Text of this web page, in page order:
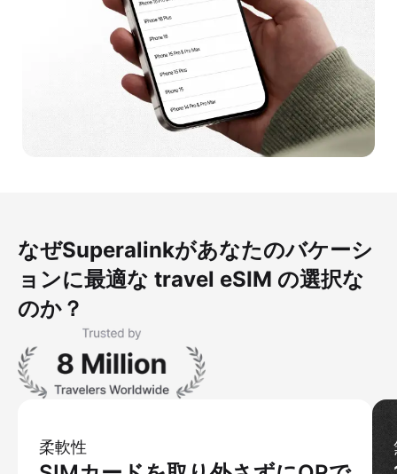
なぜSuperalinkがあなたのバケーシ
ョンに最適な travel eSIM の選択な
のか？
柔軟性